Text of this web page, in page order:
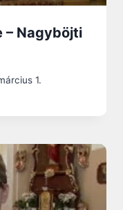
– Nagyböjti
1.